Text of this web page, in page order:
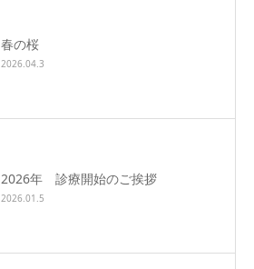
春の桜
2026.04.3
2026年 診療開始のご挨拶
2026.01.5